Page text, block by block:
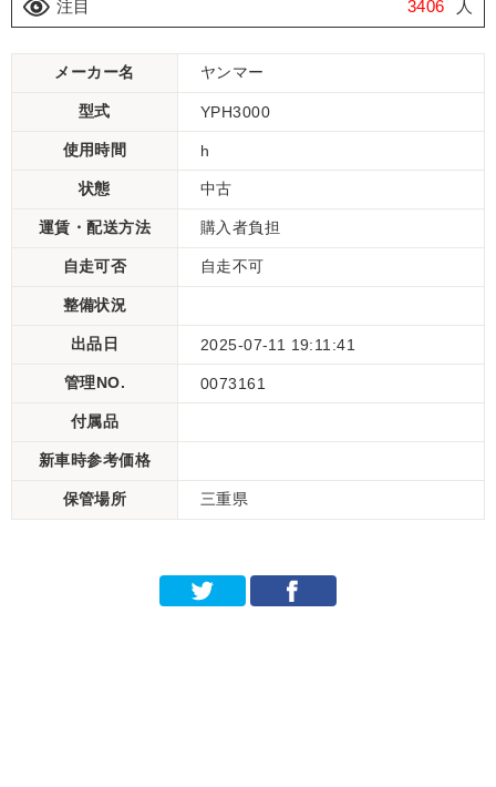
注目 3406 人
メーカー名 ヤンマー
型式 YPH3000
使用時間 h
状態 中古
運賃・配送方法 購入者負担
自走可否 自走不可
整備状況
出品日 2025-07-11 19:11:41
管理NO. 0073161
付属品
新車時参考価格
保管場所 三重県